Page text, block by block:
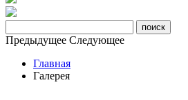
Предыдущее Следующее
Главная
Галерея